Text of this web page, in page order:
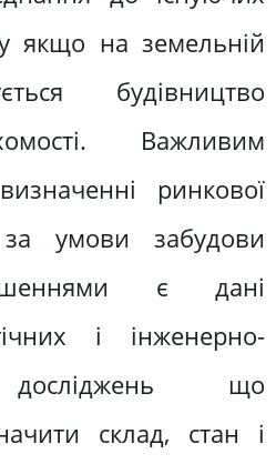
якщо на земельній
будівництво
Важливим
ринкової
за умови забудови
є дані
і інженерно-
досліджень що
склад, стан і